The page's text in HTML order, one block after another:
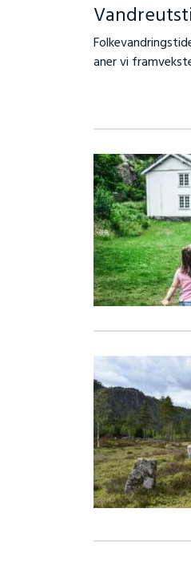
aner vi